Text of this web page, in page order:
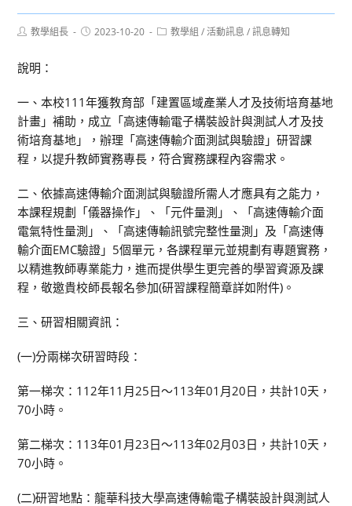
Post教學組長
Post2023-10-20
Post教學組 / 活動訊息 / 訊息轉知
說明：
一、本校111年獲教育部「建置區域產業人才及技術培育基地
計畫」補助，成立「高速傳輸電子構裝設計與測試人才及技
術培育基地」，辦理「高速傳輸介面測試與驗證」研習課
程，以提升教師實務專長，符合實務課程內容需求。
二、依據高速傳輸介面測試與驗證所需人才應具有之能力，
本課程規劃「儀器操作」、「元件量測」、「高速傳輸介面
電氣特性量測」、「高速傳輸訊號完整性量測」及「高速傳
輸介面EMC驗證」5個單元，各課程單元並規劃有專題實務，
以精進教師專業能力，進而提供學生更完善的學習資源及課
程，敬邀貴校師長報名參加(研習課程簡章詳如附件)。
三、研習相關資訊：
(一)分兩梯次研習時段：
第一梯次：112年11月25日～113年01月20日，共計10天，
70小時。
第二梯次：113年01月23日～113年02月03日，共計10天，
70小時。
(二)研習地點：龍華科技大學高速傳輸電子構裝設計與測試人